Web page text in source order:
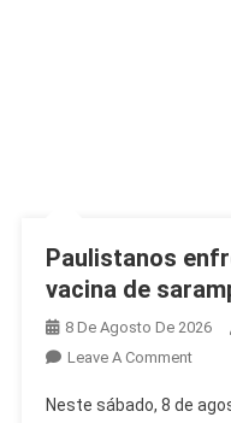
Paulistanos
vacina de
8 De Agosto De 2026
Leave A CommentOn
Neste sábado, 8 de